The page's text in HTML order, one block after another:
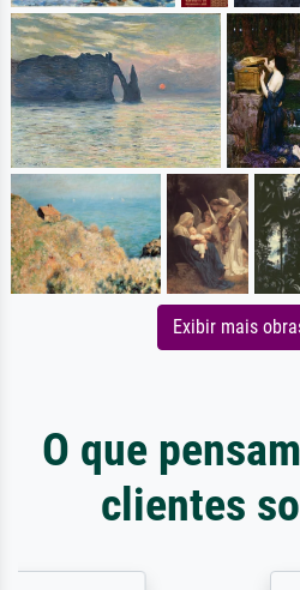
Exibir mais
O que
clientes